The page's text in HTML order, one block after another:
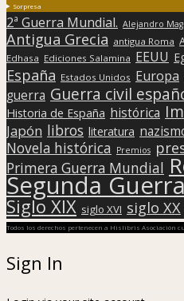
Sorpresa
2ª Guerra Mundial. Alejandro
Antigua Grecia antigua Roma
Edhasa Ediciones Salamina EEUU
España Estados Unidos Europa
guerra Guerra civil
Historia de España histórica
Japón libros literatura
Novela histórica Premios
Primera Guerra Mundial
Segunda
Siglo XIX siglo XVI siglo XX
Todos los derechos pertenecen a Hislibris Asociación
Sign In